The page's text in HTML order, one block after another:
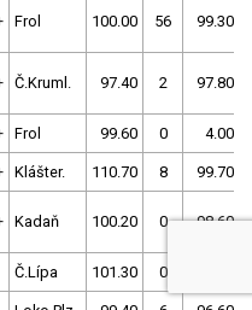
Frol 100.00 56 99.30
Č.Kruml. 97.40 2 97.80
Frol 99.60 0 4.00
Klášter. 110.70 8 99.70
Kadaň 100.20 0 98.60
Č.Lípa 101.30 0